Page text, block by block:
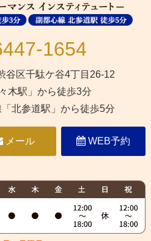
1654
谷区千駄ケ谷4丁目26-12
木駅」から徒歩3分
北参道駅」から徒歩5分
メール WEB予約